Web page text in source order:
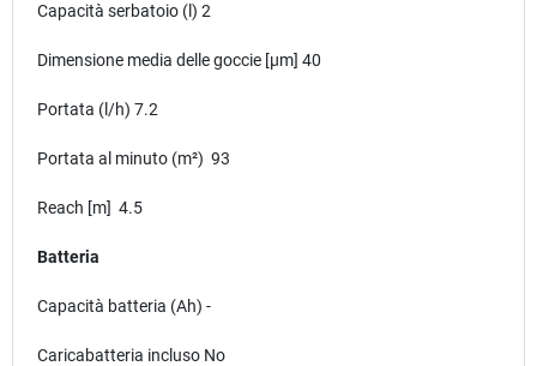
Capacità serbatoio (l) 2
Dimensione media delle goccie [µm] 40
Portata (l/h) 7.2
Portata al minuto (m²) 93
Reach [m] 4.5
Batteria
Capacità batteria (Ah) -
Caricabatteria incluso No